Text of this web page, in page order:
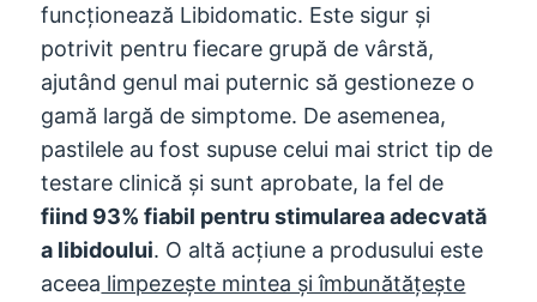
funcționează Libidomatic. Este sigur și
potrivit pentru fiecare grupă de vârstă,
ajutând genul mai puternic să gestioneze o
gamă largă de simptome. De asemenea,
pastilele au fost supuse celui mai strict tip de
testare clinică și sunt aprobate, la fel de
fiind 93% fiabil pentru stimularea adecvată
a libidoului. O altă acțiune a produsului este
aceea limpezește mintea și îmbunătățește